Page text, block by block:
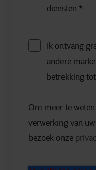
diensten.*
Ik ontvang
andere
betrekking
Om meer te
verwerking van
bezoek onze